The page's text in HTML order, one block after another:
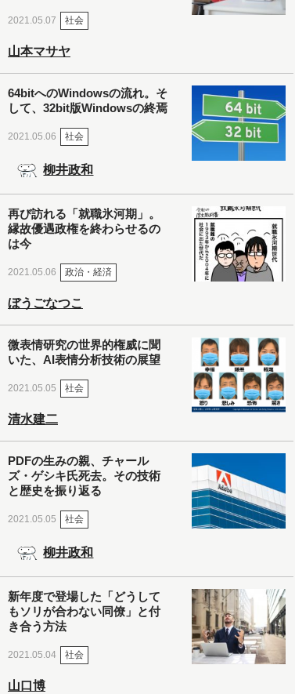
2021.05.07 社会
山本マサヤ
64bitへのWindowsの流れ。そ
して、32bit版Windowsの終焉
2021.05.06 社会
柳井政和
再び訪れる「就職氷河期」。
縁故優遇政権を終わらせるの
は今
2021.05.06 政治・経済
ぼうごなつこ
微表情研究の世界的権威に聞
いた、AI表情分析技術の展望
2021.05.05 社会
清水建二
PDFの生みの親、チャール
ズ・ゲシキ氏死去。その技術
と歴史を振り返る
2021.05.05 社会
柳井政和
新年度で登場した「どうして
もソリが合わない同僚」と付
き合う方法
2021.05.04 社会
山口博